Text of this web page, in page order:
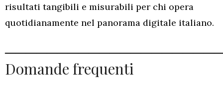
risultati tangibili e misurabili per chi opera
quotidianamente nel panorama digitale italiano.
Domande frequenti